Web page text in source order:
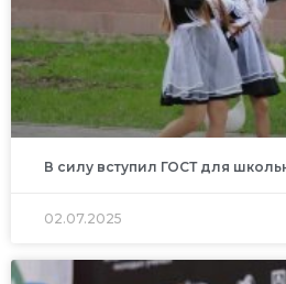
В силу вступил ГОСТ для
02.07.2025